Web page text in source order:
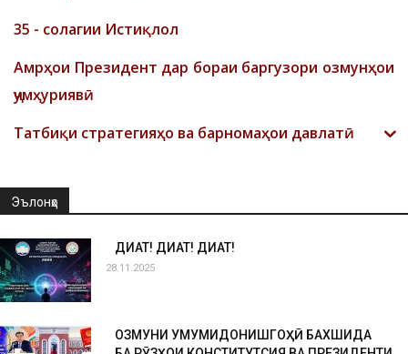
35 - солагии Истиқлол
Амрҳои Президент дар бораи баргузори озмунҳои
ҷумҳуриявӣ
Татбиқи стратегияҳо ва барномаҳои давлатӣ
Эълонҳо
ДИҚҚАТ! ДИҚҚАТ! ДИҚҚАТ!
28.11.2025
ОЗМУНИ УМУМИДОНИШГОҲӢ БАХШИДА